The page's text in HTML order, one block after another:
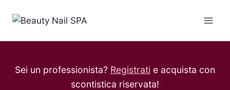
Sei un professionista? Registrati e acquista con
scontistica riservata!